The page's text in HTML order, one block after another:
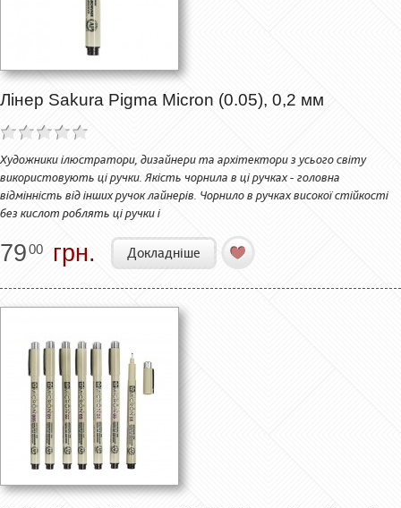
Лінер Sakura Pigma Micron (0.05), 0,2 мм
Художники ілюстратори, дизайнери та архітектори з усього світу
використовують ці ручки. Якість чорнила в ці ручках - головна
відмінність від інших ручок лайнерів. Чорнило в ручках високої стійкості
без кислот роблять ці ручки і
7900 грн. Докладніше